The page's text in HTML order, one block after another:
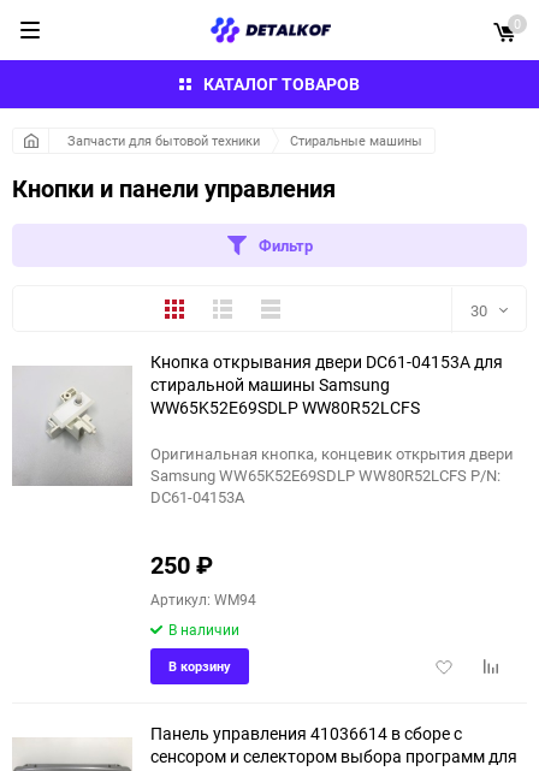
КАТАЛОГ ТОВАРОВ
0
Запчасти для бытовой техники Стиральные машины
Кнопки и панели управления
Фильтр
ПлиткаПодробноКомпактно 30
30
90
Кнопка открывания двери DC61-04153A для
стиральной машины Samsung
WW65K52E69SDLP WW80R52LCFS
Оригинальная кнопка, концевик открытия двери
Samsung WW65K52E69SDLP WW80R52LCFS P/N:
DC61-04153A
250₽
Артикул: WM94
В наличии
Добавить
В корзину
Панель управления 41036614 в сборе с
сенсором и селектором выбора программ для